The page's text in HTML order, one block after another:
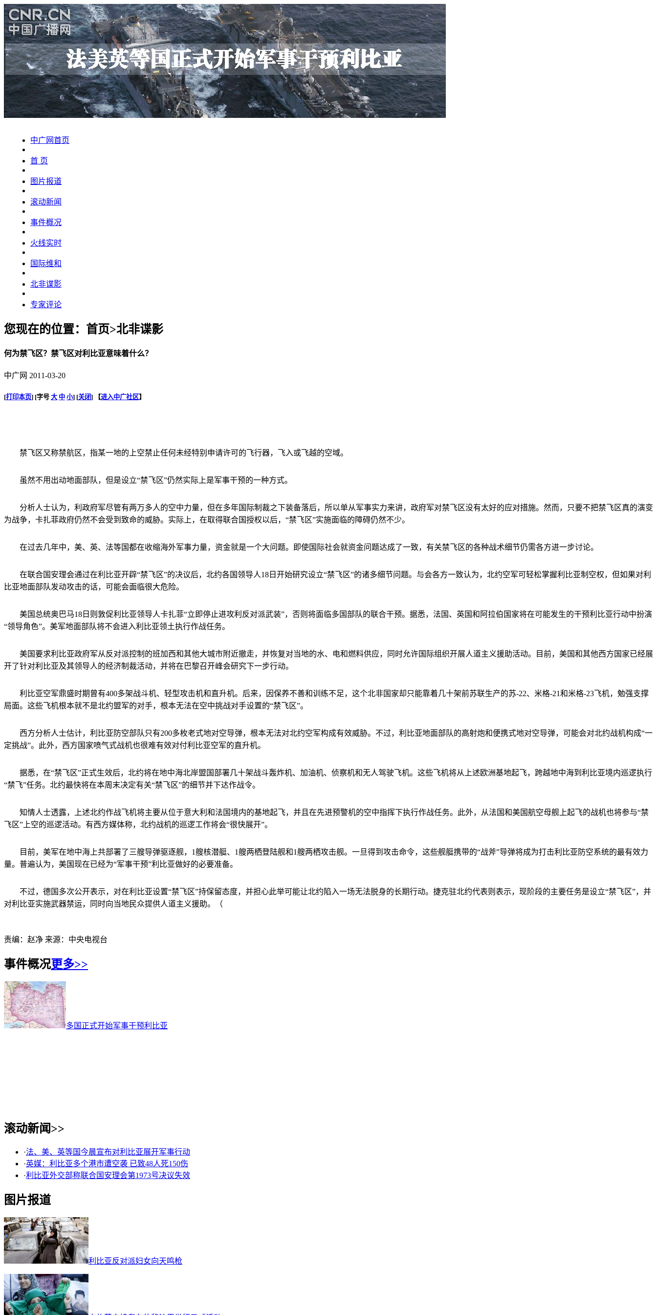
中广网首页
首 页
图片报道
滚动新闻
事件概况
火线实时
国际维和
北非谍影
专家评论
您现在的位置：首页>北非谍影
何为禁飞区？禁飞区对利比亚意味着什么？
中广网 2011-03-20
[打印本页] [字号 大 中 小] [关闭] 【进入中广社区】
禁飞区又称禁航区，指某一地的上空禁止任何未经特别申请许可的飞行器，飞入或飞越的空域。
虽然不用出动地面部队，但是设立“禁飞区”仍然实际上是军事干预的一种方式。
分析人士认为，利政府军尽管有两万多人的空中力量，但在多年国际制裁之下装备落后，所以单从军事实力来讲，政府军对禁飞区没有太好的应对措施。然而，只要不把禁飞区真的演变
为战争，卡扎菲政府仍然不会受到致命的威胁。实际上，在取得联合国授权以后，“禁飞区”实施面临的障碍仍然不少。
在过去几年中，美、英、法等国都在收缩海外军事力量，资金就是一个大问题。即使国际社会就资金问题达成了一致，有关禁飞区的各种战术细节仍需各方进一步讨论。
在联合国安理会通过在利比亚开辟“禁飞区”的决议后，北约各国领导人18日开始研究设立“禁飞区”的诸多细节问题。与会各方一致认为，北约空军可轻松掌握利比亚制空权，但如果对利
比亚地面部队发动攻击的话，可能会面临很大危险。
美国总统奥巴马18日则敦促利比亚领导人卡扎菲“立即停止进攻利反对派武装”，否则将面临多国部队的联合干预。据悉，法国、英国和阿拉伯国家将在可能发生的干预利比亚行动中扮演
“领导角色”。美军地面部队将不会进入利比亚领土执行作战任务。
美国要求利比亚政府军从反对派控制的班加西和其他大城市附近撤走，并恢复对当地的水、电和燃料供应，同时允许国际组织开展人道主义援助活动。目前，美国和其他西方国家已经展
开了针对利比亚及其领导人的经济制裁活动，并将在巴黎召开峰会研究下一步行动。
利比亚空军鼎盛时期曾有400多架战斗机、轻型攻击机和直升机。后来，因保养不善和训练不足，这个北非国家却只能靠着几十架前苏联生产的苏-22、米格-21和米格-23飞机，勉强支撑
局面。这些飞机根本就不是北约盟军的对手，根本无法在空中挑战对手设置的“禁飞区”。
西方分析人士估计，利比亚防空部队只有200多枚老式地对空导弹，根本无法对北约空军构成有效威胁。不过，利比亚地面部队的高射炮和便携式地对空导弹，可能会对北约战机构成“一
定挑战”。此外，西方国家喷气式战机也很难有效对付利比亚空军的直升机。
据悉，在“禁飞区”正式生效后，北约将在地中海北岸盟国部署几十架战斗轰炸机、加油机、侦察机和无人驾驶飞机。这些飞机将从上述欧洲基地起飞，跨越地中海到利比亚境内巡逻执行
“禁飞”任务。北约最快将在本周末决定有关“禁飞区”的细节并下达作战令。
知情人士透露，上述北约作战飞机将主要从位于意大利和法国境内的基地起飞，并且在先进预警机的空中指挥下执行作战任务。此外，从法国和美国航空母舰上起飞的战机也将参与“禁
飞区”上空的巡逻活动。有西方媒体称，北约战机的巡逻工作将会“很快展开”。
目前，美军在地中海上共部署了三艘导弹驱逐舰，1艘核潜艇、1艘两栖登陆舰和1艘两栖攻击舰。一旦得到攻击命令，这些舰艇携带的“战斧”导弹将成为打击利比亚防空系统的最有效力
量。普遍认为，美国现在已经为“军事干预”利比亚做好的必要准备。
不过，德国多次公开表示，对在利比亚设置“禁飞区”持保留态度，并担心此举可能让北约陷入一场无法脱身的长期行动。捷克驻北约代表则表示，现阶段的主要任务是设立“禁飞区”，并
对利比亚实施武器禁运，同时向当地民众提供人道主义援助。（
责编：赵净 来源：中央电视台
事件概况更多>>
多国正式开始军事干预利比亚
滚动新闻>>
·法、美、英等国今晨宣布对利比亚展开军事行动
·英媒：利比亚多个港市遭空袭 已致48人死150伤
·利比亚外交部称联合国安理会第1973号决议失效
图片报道
利比亚反对派妇女向天鸣枪